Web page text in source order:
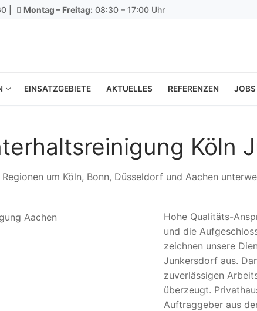
| Montag – Freitag: 08:30 – 17:00 Uhr
EINSATZGEBIETE AKTUELLES REFERENZEN JOBS
Köln
um Köln, Bonn, Düsseldorf und Aachen
Hohe Qualitäts-
und die
zeichnen unsere
Junkersdorf aus.
zuverlässigen
überzeugt.
Auftraggeber aus